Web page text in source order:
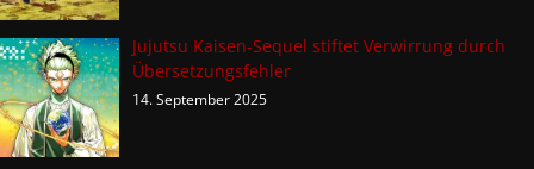
Jujutsu Kaisen-Sequel stiftet Verwirrung durch
Übersetzungsfehler
14. September 2025